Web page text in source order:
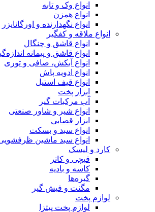
انواع وک و تابه
انواع همزن
انواع نگهدارنده و اورگانایزر
انواع ملاقه و کفگیر
انواع قاشق و چنگال
انواع قاشق و پیمانه
انواع آبکش، صافی و توری
انواع ادویه پاش
انواع قیف استیل
ابزار پخت
آب مرکبات گیر
انواع شیر و شاور صنعتی
ابزار قصابی
انواع سبد و بسکت
انواع سبد ماشین
کارد و لیسک
قیچی و کاتر
کاسه و بادیه
گیره‌ها
مگنت و فیش گیر
لوازم پخت
لوازم پخت پیتزا